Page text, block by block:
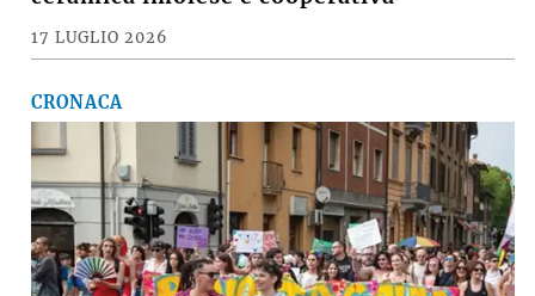
17 LUGLIO 2026
CRONACA